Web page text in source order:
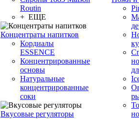
Routin
+ ЕЩЕ
Концентраты напитков
Кордиалы
ESSENCE
Концентрированные
основы
Натуральные
концентрированные
соки
Вкусовые регуляторы